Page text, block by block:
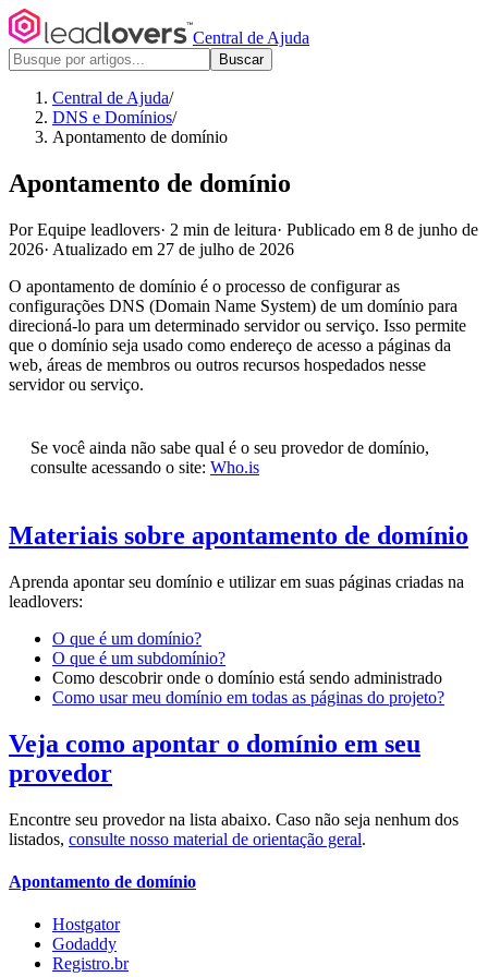
Central de Ajuda
Buscar
Central de Ajuda/
DNS e Domínios/
Apontamento de domínio
Apontamento de domínio
Por Equipe leadlovers· 2 min de leitura· Publicado em 8 de junho de
2026· Atualizado em 27 de julho de 2026
O apontamento de domínio é o processo de configurar as
configurações DNS (Domain Name System) de um domínio para
direcioná-lo para um determinado servidor ou serviço. Isso permite
que o domínio seja usado como endereço de acesso a páginas da
web, áreas de membros ou outros recursos hospedados nesse
servidor ou serviço.
Se você ainda não sabe qual é o seu provedor de domínio,
consulte acessando o site: Who.is
Materiais sobre apontamento de domínio
Aprenda apontar seu domínio e utilizar em suas páginas criadas na
leadlovers:
O que é um domínio?
O que é um subdomínio?
Como descobrir onde o domínio está sendo administrado
Como usar meu domínio em todas as páginas do projeto?
Veja como apontar o domínio em seu
provedor
Encontre seu provedor na lista abaixo. Caso não seja nenhum dos
listados, consulte nosso material de orientação geral.
Apontamento de domínio
Hostgator
Godaddy
Registro.br